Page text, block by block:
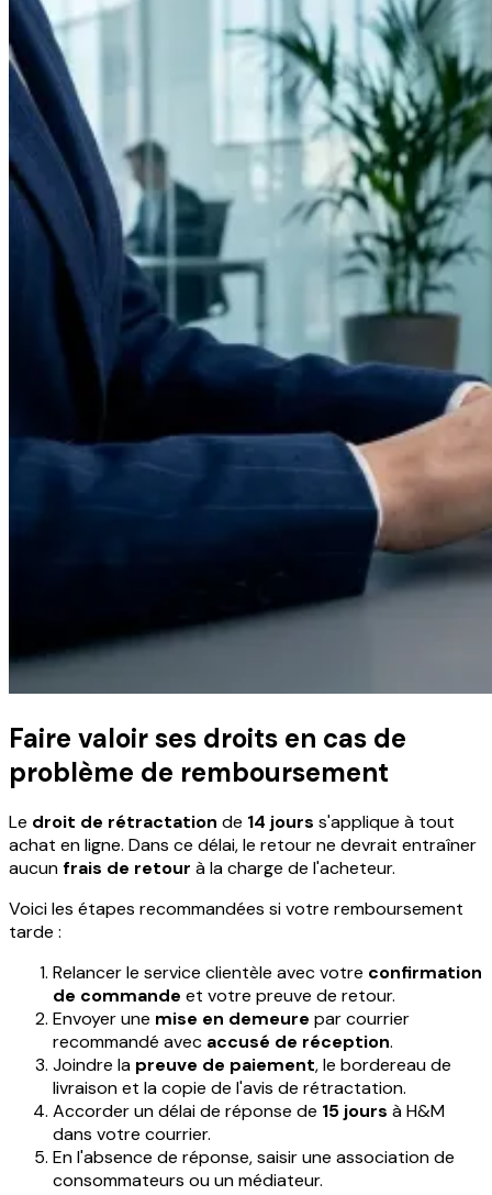
Faire valoir ses droits en cas de
problème de remboursement
Le droit de rétractation de 14 jours s'applique à tout
achat en ligne. Dans ce délai, le retour ne devrait entraîner
aucunfrais de retour à la charge de l'acheteur.
Voici les étapes recommandées si votre remboursement
tarde :
Relancer le service clientèle avec votre confirmation
de commande et votre preuve de retour.
Envoyer une mise en demeure par courrier
recommandé avec accusé de réception.
Joindre la preuve de paiement, le bordereau de
livraison et la copie de l'avis de rétractation.
Accorder un délai de réponse de 15 jours à H&M
dans votre courrier.
En l'absence de réponse, saisir une association de
consommateurs ou un médiateur.